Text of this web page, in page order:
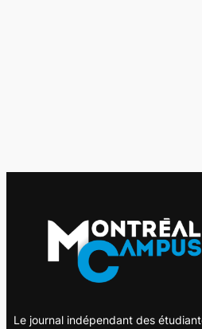
Le journal indépendant des